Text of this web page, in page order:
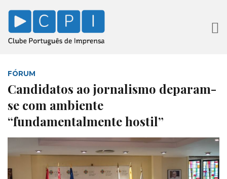
FÓRUM
Candidatos ao jornalismo deparam-
se com ambiente
“fundamentalmente hostil”